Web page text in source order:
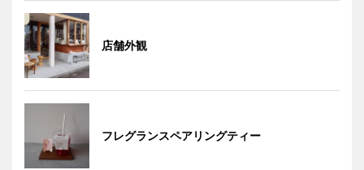
店舗外観
フレグランスペアリングティー